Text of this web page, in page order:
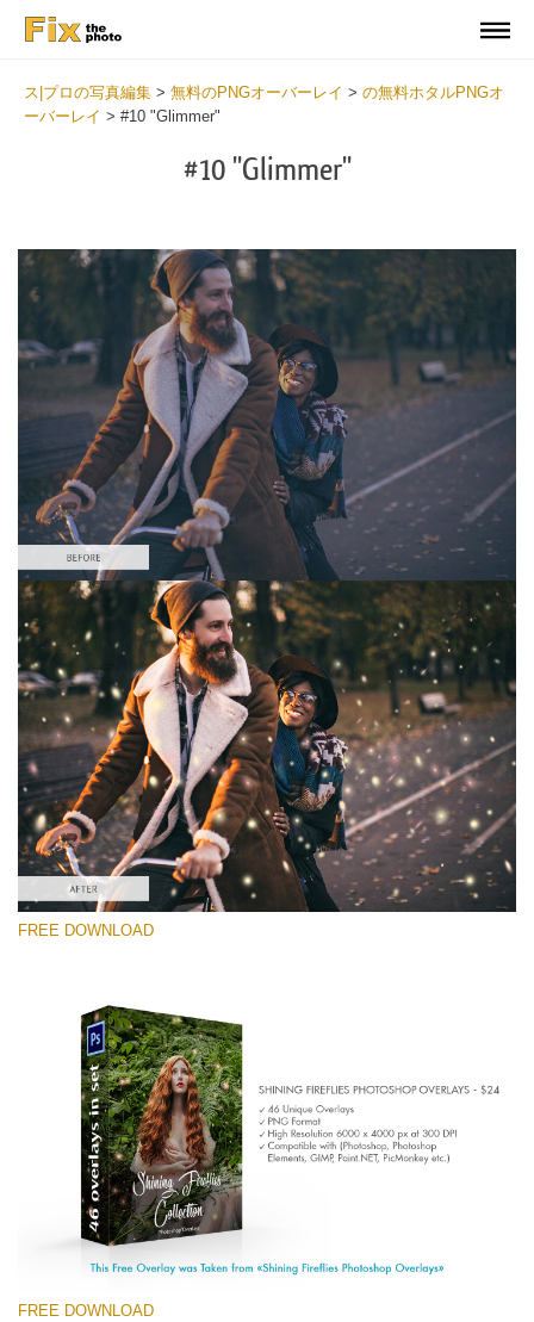
ス|プロの写真編集 > 無料のPNGオーバーレイ > の無料ホタルPNGオ
ーバーレイ > #10 "Glimmer"
#10 "Glimmer"
選んでください
Free PNG Overlay #10
Small 800*533px
Shining Fireflies
(46 Overlays)
Large 6000*4000px
Entire Collection
(1783 Overlays)
Large 6000*4000px
無料ダウンロード
FREE DOWNLOAD
FREE DOWNLOAD